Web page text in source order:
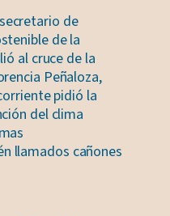
de
de la
al cruce de la
Peñaloza,
pidió la
del clima
llamados cañones